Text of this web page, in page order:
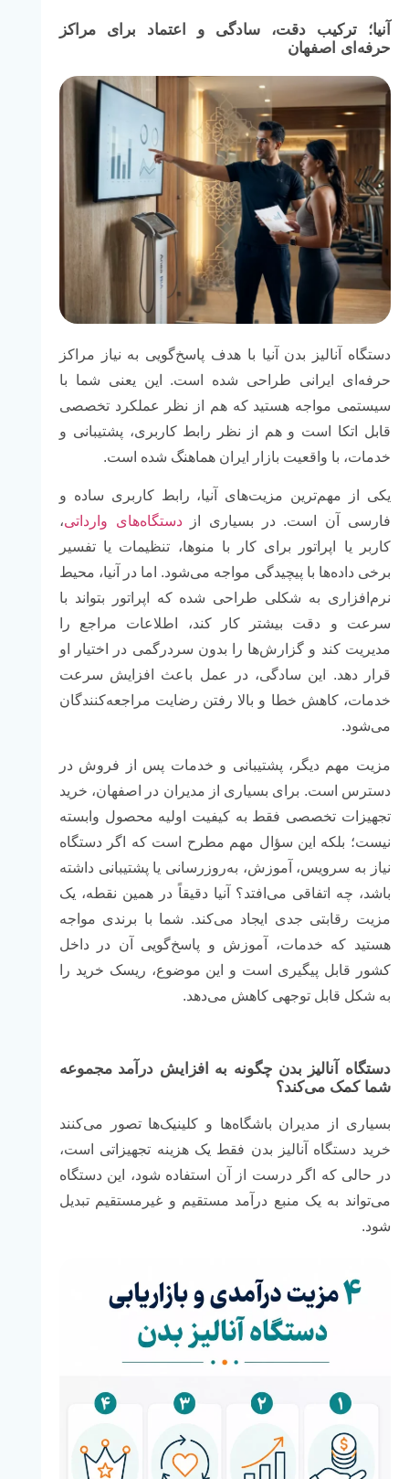
آنیا؛ ترکیب دقت، سادگی و اعتماد برای مراکز
حرفه‌ای اصفهان
دستگاه آنالیز بدن آنیا با هدف پاسخ‌گویی به نیاز مراکز
حرفه‌ای ایرانی طراحی شده است. این یعنی شما با
سیستمی مواجه هستید که هم از نظر عملکرد تخصصی
قابل اتکا است و هم از نظر رابط کاربری، پشتیبانی و
خدمات، با واقعیت بازار ایران هماهنگ شده است.
یکی از مهم‌ترین مزیت‌های آنیا، رابط کاربری ساده و
فارسی آن است. در بسیاری ازدستگاه‌های وارداتی،
کاربر یا اپراتور برای کار با منوها، تنظیمات یا تفسیر
برخی داده‌ها با پیچیدگی مواجه می‌شود. اما در آنیا، محیط
نرم‌افزاری به شکلی طراحی شده که اپراتور بتواند با
سرعت و دقت بیشتر کار کند، اطلاعات مراجع را
مدیریت کند و گزارش‌ها را بدون سردرگمی در اختیار او
قرار دهد. این سادگی، در عمل باعث افزایش سرعت
خدمات، کاهش خطا و بالا رفتن رضایت مراجعه‌کنندگان
می‌شود.
مزیت مهم دیگر، پشتیبانی و خدمات پس از فروش در
دسترس است. برای بسیاری از مدیران در اصفهان، خرید
تجهیزات تخصصی فقط به کیفیت اولیه محصول وابسته
نیست؛ بلکه این سؤال مهم مطرح است که اگر دستگاه
نیاز به سرویس، آموزش، به‌روزرسانی یا پشتیبانی داشته
باشد، چه اتفاقی می‌افتد؟ آنیا دقیقاً در همین نقطه، یک
مزیت رقابتی جدی ایجاد می‌کند. شما با برندی مواجه
هستید که خدمات، آموزش و پاسخ‌گویی آن در داخل
کشور قابل پیگیری است و این موضوع، ریسک خرید را
به شکل قابل توجهی کاهش می‌دهد.
دستگاه آنالیز بدن چگونه به افزایش درآمد مجموعه
شما کمک می‌کند؟
بسیاری از مدیران باشگاه‌ها و کلینیک‌ها تصور می‌کنند
خرید دستگاه آنالیز بدن فقط یک هزینه تجهیزاتی است،
در حالی که اگر درست از آن استفاده شود، این دستگاه
می‌تواند به یک منبع درآمد مستقیم و غیرمستقیم تبدیل
شود.